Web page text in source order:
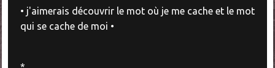
• j'aimerais découvrir le mot où je me cache et le mot
qui se cache de moi •